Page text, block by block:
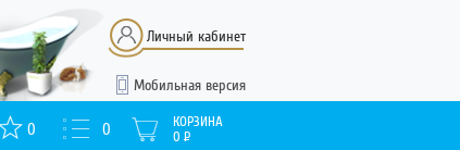
Мобильная версия
Личный кабинет
0 0
КОРЗИНА
0 Р